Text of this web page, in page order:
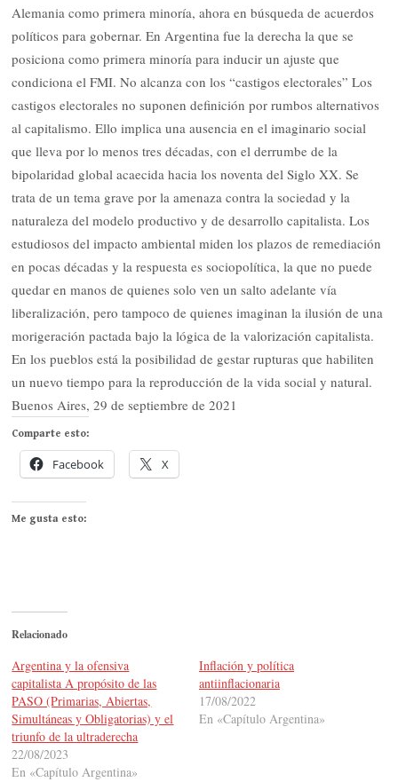
Alemania como primera minoría, ahora en búsqueda de acuerdos
políticos para gobernar. En Argentina fue la derecha la que se
posiciona como primera minoría para inducir un ajuste que
condiciona el FMI. No alcanza con los “castigos electorales” Los
castigos electorales no suponen definición por rumbos alternativos
al capitalismo. Ello implica una ausencia en el imaginario social
que lleva por lo menos tres décadas, con el derrumbe de la
bipolaridad global acaecida hacia los noventa del Siglo XX. Se
trata de un tema grave por la amenaza contra la sociedad y la
naturaleza del modelo productivo y de desarrollo capitalista. Los
estudiosos del impacto ambiental miden los plazos de remediación
en pocas décadas y la respuesta es sociopolítica, la que no puede
quedar en manos de quienes solo ven un salto adelante vía
liberalización, pero tampoco de quienes imaginan la ilusión de una
morigeración pactada bajo la lógica de la valorización capitalista.
En los pueblos está la posibilidad de gestar rupturas que habiliten
un nuevo tiempo para la reproducción de la vida social y natural.
Buenos Aires, 29 de septiembre de 2021
Comparte esto:
Facebook X
Me gusta esto:
Relacionado
Argentina y la ofensiva
capitalista A propósito de las
PASO (Primarias, Abiertas,
Simultáneas y Obligatorias) y el
triunfo de la ultraderecha
22/08/2023
En «Capítulo Argentina»
Inflación y política
antiinflacionaria
17/08/2022
En «Capítulo Argentina»